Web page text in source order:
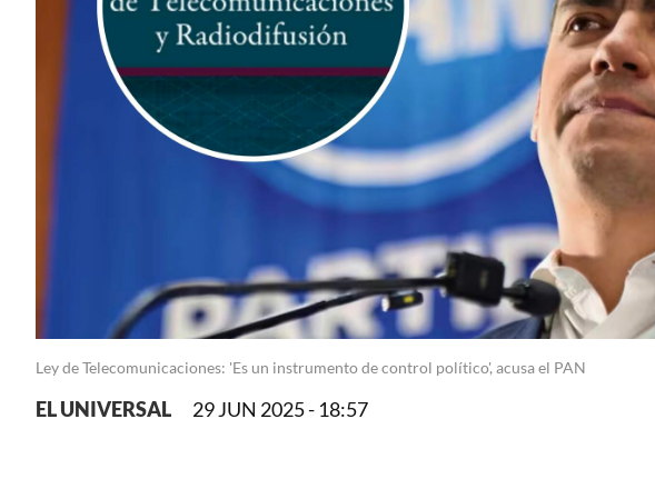
Ley de Telecomunicaciones: 'Es un instrumento de control político', acusa el PAN
EL UNIVERSAL 29 JUN 2025 - 18:57